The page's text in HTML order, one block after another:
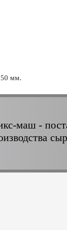
мм.
маш -